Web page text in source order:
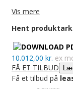
Vis mere
Hent produktark
10.012,00 kr. ex
FÅ ET TILBUD
Få et tilbud på